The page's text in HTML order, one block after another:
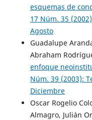
esquemas de
17 Núm. 35
Agosto
Guadalupe
Abraham
enfoque
Núm. 39 (2003):
Diciembre
Oscar Rogelio
Almagro, Julián